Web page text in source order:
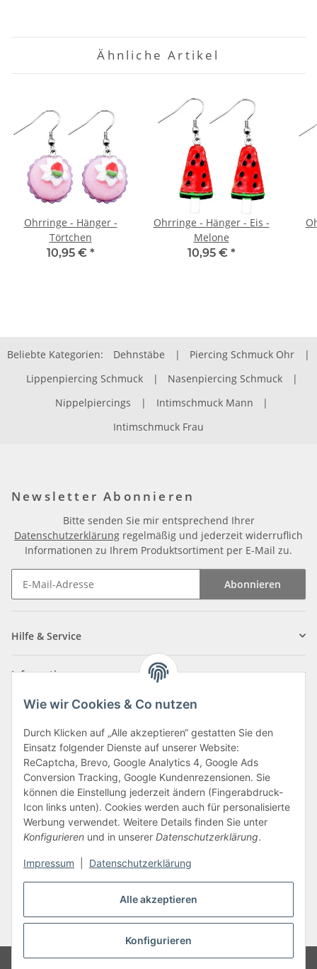
Alle akzeptieren
Konfigurieren
Wie wir Cookies & Co nutzen
Durch Klicken auf „Alle akzeptieren“ gestatten Sie den
Einsatz folgender Dienste auf unserer Website:
ReCaptcha, Brevo, Google Analytics 4, Google Ads
Conversion Tracking, Google Kundenrezensionen. Sie
können die Einstellung jederzeit ändern (Fingerabdruck-
Icon links unten). Cookies werden auch für personalisierte
Werbung verwendet. Weitere Details finden Sie unter
Konfigurieren und in unserer Datenschutzerklärung.
Impressum Datenschutzerklärung
Ähnliche Artikel
Ohrringe - Hänger -
Törtchen
10,95 € *
Ohrringe - Hänger - Eis -
Melone
10,95 € *
Beliebte Kategorien: Dehnstäbe | Piercing Schmuck Ohr
|
Lippenpiercing Schmuck
| Nasenpiercing Schmuck
|
Nippelpiercings
| Intimschmuck Mann
|
Intimschmuck Frau
Newsletter Abonnieren
Bitte senden Sie mir entsprechend Ihrer
Datenschutzerklärung regelmäßig und jederzeit widerruflich
Informationen zu Ihrem Produktsortiment per E-Mail zu.
Abonnieren
Hilfe & Service
Informationen
Zahlungsarten
Vertrag widerrufen
* Alle Preise inkl. gesetzlicher USt., zzgl.